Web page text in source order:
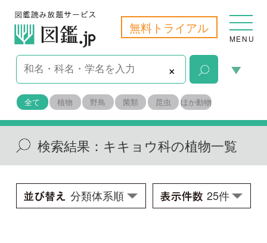
無料トライアル
MENU
×
全て 植物 野鳥 菌類 昆虫 ほか動物
検索結果：キキョウ科の植物一覧